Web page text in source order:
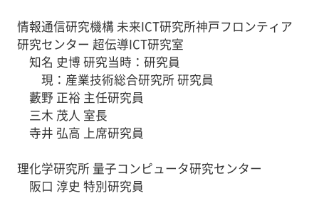
情報通信研究機構 未来ICT研究所神戸フロンティア
研究センター 超伝導ICT研究室
知名 史博 研究当時：研究員
現：産業技術総合研究所 研究員
藪野 正裕 主任研究員
三木 茂人 室長
寺井 弘高 上席研究員
理化学研究所 量子コンピュータ研究センター
阪口 淳史 特別研究員